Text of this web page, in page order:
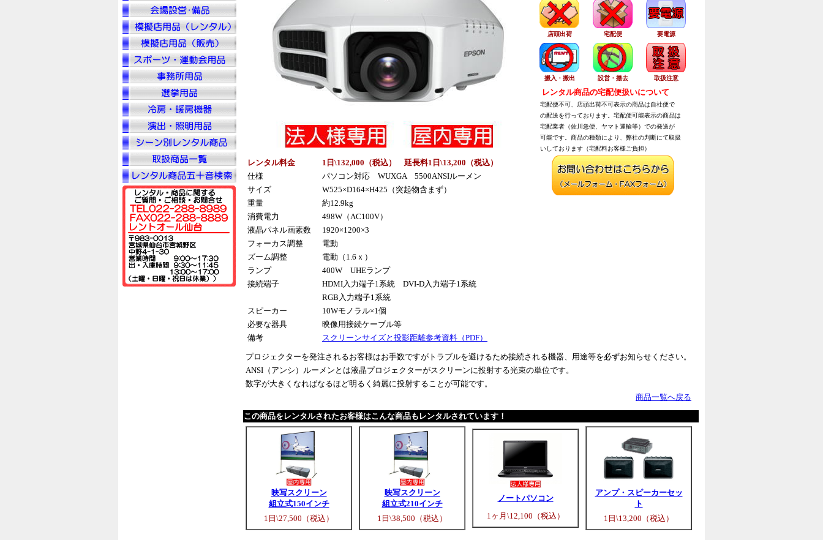
店頭出荷 宅配便 要電源
搬入・搬出 設営・撤去 取扱注意
レンタル商品の宅配便扱いについて
宅配便不可、店頭出荷不可表示の商品は自社便で
の配送を行っております。宅配便可能表示の商品は
宅配業者（佐川急便、ヤマト運輸等）での発送が
可能です。商品の種類により、弊社の判断にて取扱
いしております（宅配料お客様ご負担）
レンタル料金
1日\132,000（税込） 延長料1日\13,200（税込）
仕様
パソコン対応 WUXGA 5500ANSIルーメン
サイズ
W525×D164×H425（突起物含まず）
重量
約12.9kg
消費電力
498W（AC100V）
液晶パネル画素数
1920×1200×3
フォーカス調整
電動
ズーム調整
電動（1.6ｘ）
ランプ
400W UHEランプ
接続端子
HDMI入力端子1系統 DVI-D入力端子1系統
RGB入力端子1系統
スピーカー
10Wモノラル×1個
必要な器具
映像用接続ケーブル等
備考
スクリーンサイズと投影距離参考資料（PDF）
プロジェクターを発注されるお客様はお手数ですがトラブルを避けるため接続される機器、用途等を必ずお知らせください。
ANSI（アンシ）ルーメンとは液晶プロジェクターがスクリーンに投射する光束の単位です。
数字が大きくなればなるほど明るく綺麗に投射することが可能です。
商品一覧へ戻る
この商品をレンタルされたお客様はこんな商品もレンタルされています！
映写スクリーン
組立式150インチ
1日\27,500（税込）
映写スクリーン
組立式210インチ
1日\38,500（税込）
ノートパソコン
1ヶ月\12,100（税込）
アンプ・スピーカーセッ
ト
1日\13,200（税込）